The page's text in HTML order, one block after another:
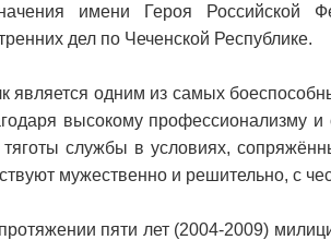
имени Героя Российской
дел по Чеченской Республике.
является одним из самых
высокому профессионализму и
тяготы службы в условиях,
мужественно и решительно, с
пяти лет (2004-2009)